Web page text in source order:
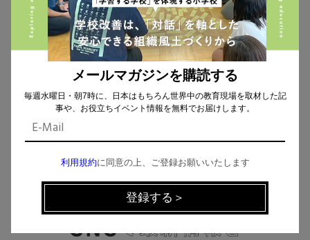
イベント、記事などの最新情報をお届け！
個人情報の取扱 について同意します。
CHECK THE NEWS ON SNS
メールマガジンを購読する
毎週水曜日・朝7時に、日本はもちろん世界中の教育現場を取材した記
事や、お役立ちイベント情報を無料でお届けします。
利用規約に同意の上、ご登録お願いいたします